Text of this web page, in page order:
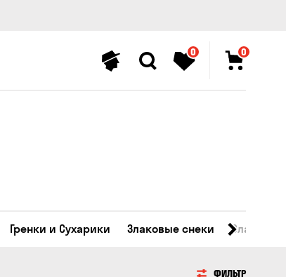
0 0
Гренки и Сухарики Злаковые снеки Сладости
ФИЛЬТР